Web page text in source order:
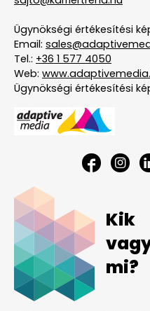
Ügynökségi értékesítési
Email:
Tel.: +36 1 577 4050
Web:
Ügynökségi értékesítési
Kik
mi?